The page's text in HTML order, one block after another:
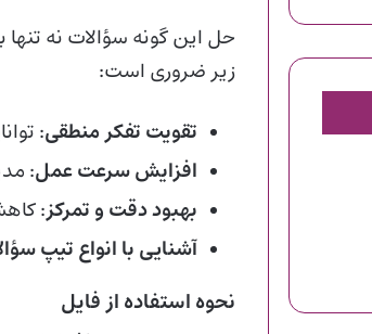
حل این گونه سؤالات نه
زیر ضروری است:
تقویت تفکر منطقی:
افزایش سرعت عمل:
بهبود دقت و تمرکز:
آشنایی با انواع تیپ
نحوه استفاده از فایل